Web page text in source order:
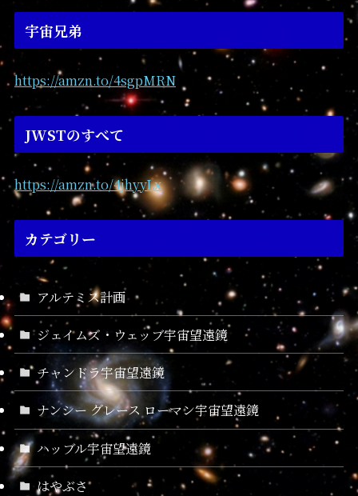
宇宙兄弟
https://amzn.to/4sgpMRN
JWSTのすべて
https://amzn.to/4jhyyLx
カテゴリー
アルテミス計画
ジェイムズ・ウェッブ宇宙望遠鏡
チャンドラ宇宙望遠鏡
ナンシー グレース ローマン宇宙望遠鏡
ハッブル宇宙望遠鏡
はやぶさ